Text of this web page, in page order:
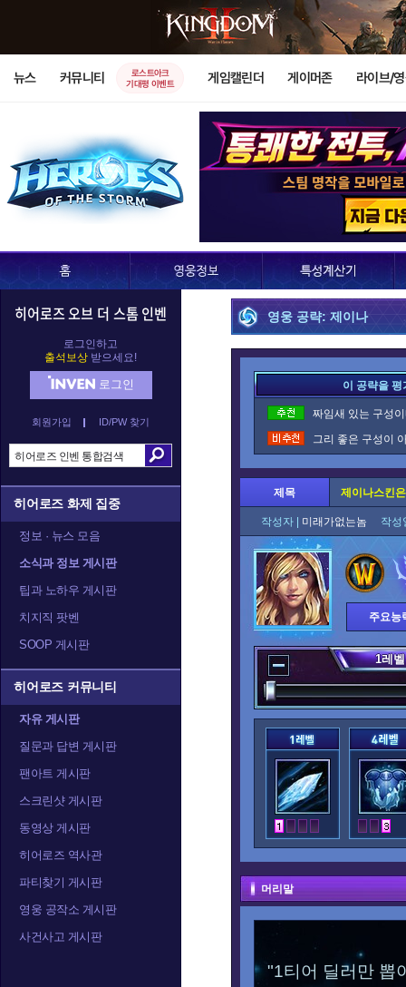
뉴스 커뮤니티
로스트아크
기대평 이벤트
게임캘린더 게이머존 라이브/
히어로즈 오브 더 스톰 인벤
로그인하고
출석보상 받으세요!
로그인
회원가입 ID/PW 찾기
히어로즈 화제 집중
정보 · 뉴스 모음
소식과 정보 게시판
팁과 노하우 게시판
치지직 팟벤
SOOP 게시판
히어로즈 커뮤니티
자유 게시판
질문과 답변 게시판
팬아트 게시판
스크린샷 게시판
동영상 게시판
히어로즈 역사관
파티찾기 게시판
영웅 공작소 게시판
사건사고 게시판
영웅 공략: 제이나
이 공략을
짜임새 있는 구성
그리 좋은 구성이
제목 제이나스킨
작성자 | 미래가없는놈 작
주요능
1레벨
머리말
"1티어 딜러만 뽑